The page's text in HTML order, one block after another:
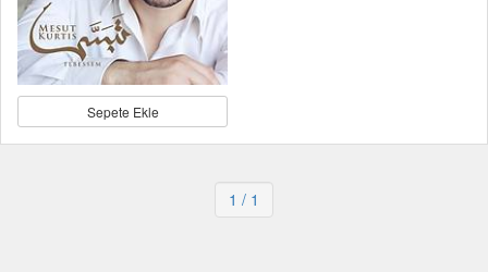
Sepete Ekle
1 / 1